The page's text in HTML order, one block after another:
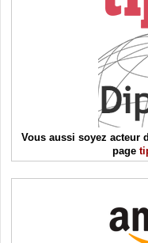
Vous aussi soyez acteur
page